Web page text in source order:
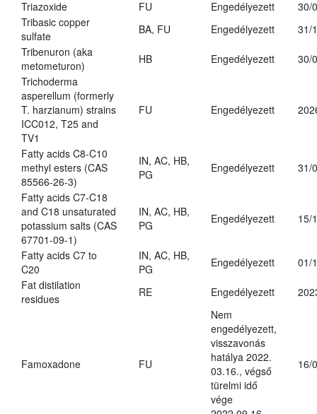
Triazoxide
FU Engedélyezett
30/
Tribasic copper
sulfate
BA, FU Engedélyezett
31/
Tribenuron (aka
metometuron)
HB Engedélyezett
30/
Trichoderma
asperellum (formerly
T. harzianum) strains
ICC012, T25 and
TV1
FU Engedélyezett
Fatty acids C8-C10
methyl esters (CAS
85566-26-3)
IN, AC, HB,
PG
Engedélyezett 31/
Fatty acids C7-C18
and C18 unsaturated
potassium salts (CAS
67701-09-1)
IN, AC, HB,
PG
Engedélyezett 15/
Fatty acids C7 to
C20
IN, AC, HB,
PG
Engedélyezett
01/
Fat distilation
residues
RE Engedélyezett
Famoxadone FU
Nem
engedélyezett,
visszavonás
hatálya 2022.
03.16., végső
türelmi idő
vége
16/